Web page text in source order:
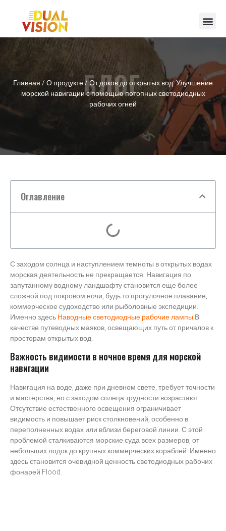
Главная/О продукте/ От доков до открытых вод: Улучшение
морской навигации с помощью потопных светодиодных
рабочих огней
БЛОГ
Оглавление
С заходом солнца и наступлением темноты в открытых водах
морская деятельность не прекращается. Навигация по
запутанному водному ландшафту становится еще более
сложной под покровом ночи, будь то прогулочное плавание,
коммерческое судоходство или рыболовные экспедиции.
Именно здесьНаводные светодиодные рабочие лампыВ
качестве путеводных маяков, освещающих путь от причалов к
просторам открытых вод.
Важность видимости в ночное время для морской
навигации
Навигация на воде, даже при дневном свете, требует точности
и мастерства, но с заходом солнца трудности возрастают.
Отсутствие естественного освещения ограничивает
видимость и повышает риск столкновений, особенно в
переполненных водах или вблизи береговой линии. С этой
проблемой сталкиваются морские суда всех размеров, от
небольших лодок до крупных коммерческих кораблей. Именно
здесь становится очевидной ценность светодиодных рабочих
фонарей Flood.